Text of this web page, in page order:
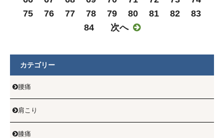
75
76 77 78 79 80 81 82
83
84
次へ 
カテゴリー
腰痛
肩こり
膝痛